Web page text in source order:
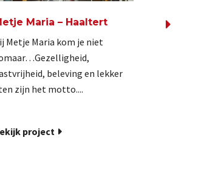
Maria – Haaltert
Metje Maria kom je niet
beleving en lekker
zijn het motto....
project
Melrose